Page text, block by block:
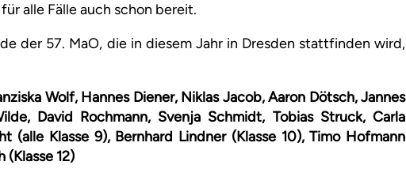
alle Fälle auch schon bereit.
der 57. MaO, die in diesem Jahr in Dresden stattfinden wird,
Wolf, Hannes Diener, Niklas Jacob, Aaron Dötsch, Jannes
David Rochmann, Svenja Schmidt, Tobias Struck, Carla
(alle Klasse 9), Bernhard Lindner (Klasse 10), Timo Hofmann
(Klasse 12)